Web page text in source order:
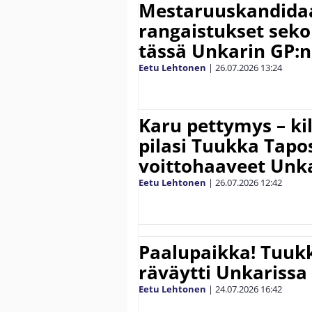
rangaistukset
tässä Unkarin
Eetu Lehtonen | 26.07.2026 13:24
Karu pettymys –
pilasi Tuukka
voittohaaveet
Eetu Lehtonen | 26.07.2026 12:42
Paalupaikka!
räväytti Unkarissa
Eetu Lehtonen | 24.07.2026 16:42